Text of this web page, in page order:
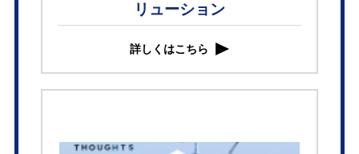
リューション
詳しくはこちら